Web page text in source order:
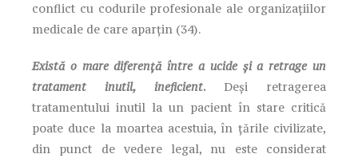
conflict cu codurile profesionale ale organizațiilor
medicale de care aparțin (34).
Există o mare diferență între a ucide și a retrage un
tratament inutil, ineficient. Deși retragerea
tratamentului inutil la un pacient în stare critică
poate duce la moartea acestuia, în țările civilizate,
din punct de vedere legal, nu este considerat